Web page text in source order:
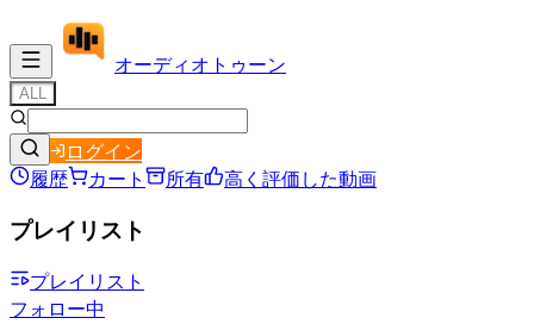
オーディオ トゥーン
ALL
ログイン
履歴
カート 所有 高く評価した動画
プレイリスト
プレイリスト
フォロー中